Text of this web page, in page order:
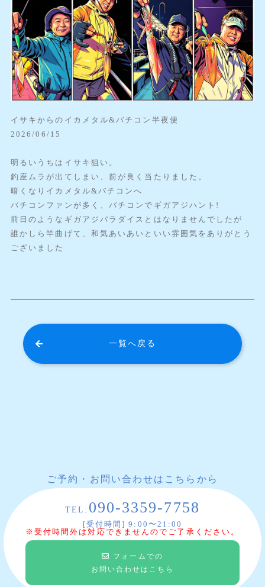
イサキからのイカメタル&バチコン半夜便
2026/06/15
明るいうちはイサキ狙い。
釣座ムラが出てしまい、前が良く当たりました。
暗くなりイカメタル&バチコンへ
バチコンファンが多く、バチコンでギガアジハント!
前日のようなギガアジパラダイスとはなりませんでしたが
誰かしら竿曲げて、和気あいあいといい雰囲気をありがとう
ございました
一覧へ戻る
ご予約・お問い合わせはこちらから
TEL. 090-3359-7758
[受付時間] 9:00〜21:00
※受付時間外は対応できませんのでご了承ください。
フォームでの
お問い合わせはこちら